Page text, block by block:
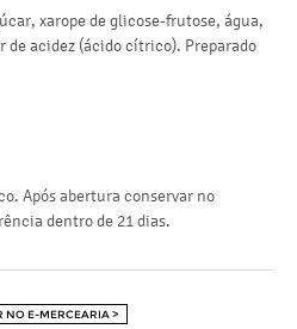
xarope de glicose-frutose, água,
acidez (ácido cítrico). Preparado
Após abertura conservar no
dentro de 21 dias.
NO E-MERCEARIA >